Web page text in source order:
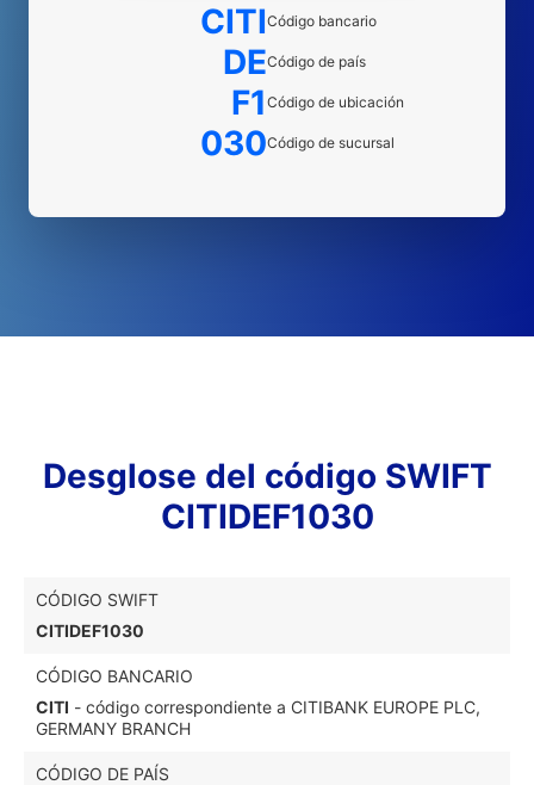
CITICódigo bancario
DECódigo de país
F1 Código de ubicación
030Código de sucursal
Desglose del código SWIFT
CITIDEF1030
CÓDIGO SWIFT
CITIDEF1030
CÓDIGO BANCARIO
CITI - código correspondiente a CITIBANK EUROPE PLC,
GERMANY BRANCH
CÓDIGO DE PAÍS